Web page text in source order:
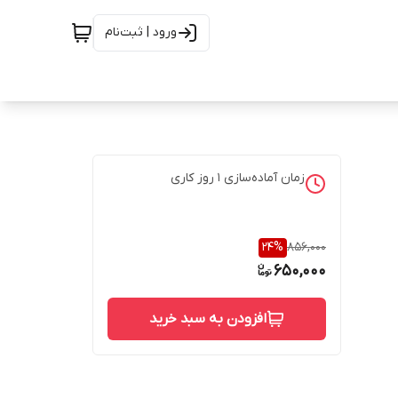
ورود | ثبت‌نام
زمان آماده‌سازی 1 روز کاری
856,000
24%
650,000
افزودن به سبد خرید